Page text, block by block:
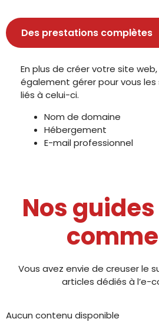
Des prestations complètes
En plus de créer votre site
également gérer pour vous les
liés à celui-ci.
Nom de domaine
Hébergement
E-mail professionnel
Nos
Vous avez envie de creuser le
articles dédiés à l’e-
Aucun contenu disponible